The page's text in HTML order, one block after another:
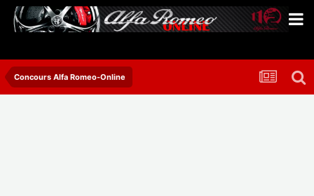
Concours Alfa Romeo-Online